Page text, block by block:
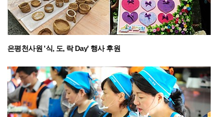
은평천사원 '식, 도, 락 Day' 행사 후원